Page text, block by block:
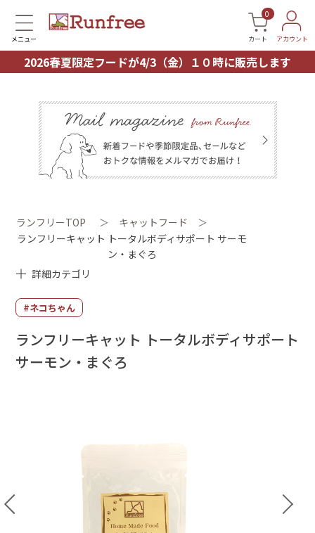
メニュー
0
カート アカウント
2026春夏限定フードが4/3（金）１０時に販売します
ランフリーTOP ＞ キャットフード
＞
ランフリーキャット トータルボディサポート サーモ
ン・まぐろ
詳細カテゴリ
#ネコちゃん
ランフリーキャット トータルボディサポート
サーモン・まぐろ